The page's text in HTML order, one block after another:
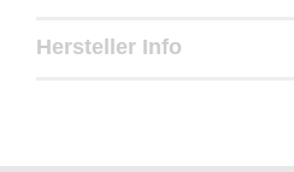
Hersteller Info